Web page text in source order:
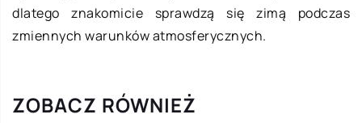
dlatego znakomicie sprawdzą się zimą podczas
zmiennych warunków atmosferycznych.
ZOBACZ RÓWNIEŻ